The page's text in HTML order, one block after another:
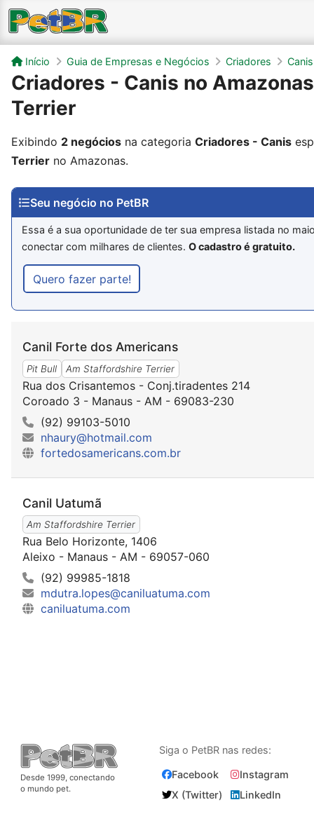
Início Guia de Empresas e Negócios Criadores Canis
Criadores - Canis no
Terrier
Exibindo 2 negócios na categoria Criadores - Canis
Terrier no Amazonas.
Seu negócio no PetBR
Essa é a sua oportunidade de ter sua empresa listada no
conectar com milhares de clientes.O cadastro é gratuito.
Quero fazer parte!
Canil Forte dos Americans
Pit Bull Am Staffordshire Terrier
Rua dos Crisantemos - Conj.tiradentes 214
Coroado 3 - Manaus - AM - 69083-230
(92) 99103-5010
nhaury@hotmail.com
fortedosamericans.com.br
Canil Uatumã
Am Staffordshire Terrier
Rua Belo Horizonte, 1406
Aleixo - Manaus - AM - 69057-060
(92) 99985-1818
mdutra.lopes@caniluatuma.com
caniluatuma.com
Desde 1999, conectando
o mundo pet.
Siga o PetBR nas redes:
Facebook
Instagram
X (Twitter)
LinkedIn